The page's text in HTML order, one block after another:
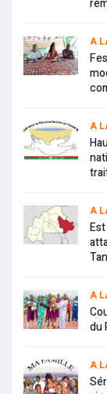
A
A
A
A
du
A